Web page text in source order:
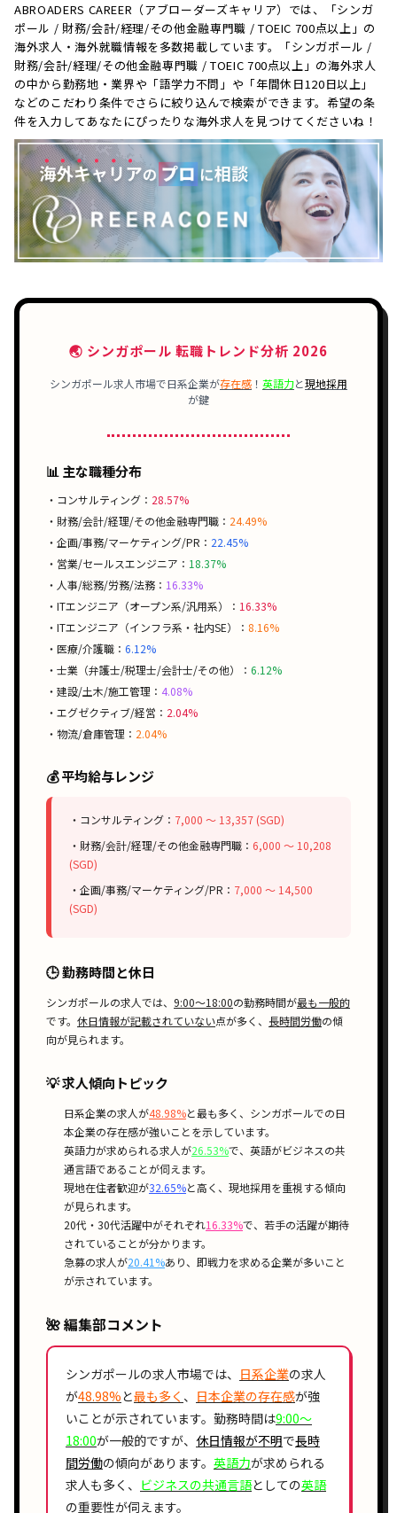
ABROADERS CAREER（アブローダーズキャリア）では、「シンガ
ポール / 財務/会計/経理/その他金融専門職 / TOEIC 700点以上」の
海外求人・海外就職情報を多数掲載しています。「シンガポール /
財務/会計/経理/その他金融専門職 / TOEIC 700点以上」の海外求人
の中から勤務地・業界や「語学力不問」や「年間休日120日以上」
などのこだわり条件でさらに絞り込んで検索ができます。希望の条
件を入力してあなたにぴったりな海外求人を見つけてくださいね！
🌏 シンガポール 転職トレンド分析 2026
シンガポール求人市場で日系企業が存在感 ！ 英語力と現地採用
が鍵
📊 主な職種分布
・コンサルティング： 28.57%
・財務/会計/経理/その他金融専門職： 24.49%
・企画/事務/マーケティング/PR： 22.45%
・営業/セールスエンジニア： 18.37%
・人事/総務/労務/法務： 16.33%
・ITエンジニア（オープン系/汎用系）： 16.33%
・ITエンジニア（インフラ系・社内SE）： 8.16%
・医療/介護職： 6.12%
・士業（弁護士/税理士/会計士/その他）： 6.12%
・建設/土木/施工管理： 4.08%
・エグゼクティブ/経営： 2.04%
・物流/倉庫管理： 2.04%
💰 平均給与レンジ
・コンサルティング： 7,000 〜 13,357 (SGD)
・財務/会計/経理/その他金融専門職： 6,000 〜 10,208
(SGD)
・企画/事務/マーケティング/PR： 7,000 〜 14,500
(SGD)
🕒 勤務時間と休日
シンガポールの求人では、 9:00〜18:00の勤務時間が最も一般的
です。 休日情報が記載されていない点が多く、 長時間労働の傾
向が見られます。
💡 求人傾向トピック
日系企業の求人が48.98%と最も多く、シンガポールでの日
本企業の存在感が強いことを示しています。
英語力が求められる求人が26.53%で、 英語がビジネスの共
通言語であることが伺えます。
現地在住者歓迎が32.65%と高く、 現地採用を重視する傾向
が見られます。
20代・30代活躍中がそれぞれ16.33%で、 若手の活躍が期待
されていることが分かります。
急募の求人が20.41%あり、 即戦力を求める企業が多いこと
が示されています。
🌺 編集部コメント
シンガポールの求人市場では、 日系企業の求人
が48.98%と最も多く 、 日本企業の存在感が強
いことが示されています。勤務時間は9:00〜
18:00が一般的ですが、 休日情報が不明で長時
間労働の傾向があります。 英語力が求められる
求人も多く、 ビジネスの共通言語としての英語
の重要性が伺えます。